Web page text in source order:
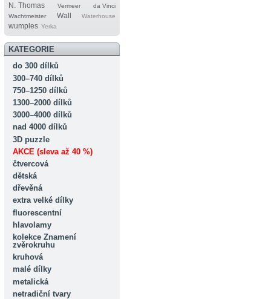
N. Thomas
Vermeer
da Vinci
Wachtmeister
Wall Waterhouse
wumples Yerka
KATEGORIE
do 300 dílků
300–740 dílků
750–1250 dílků
1300–2000 dílků
3000–4000 dílků
nad 4000 dílků
3D puzzle
AKCE (sleva až 40 %)
čtvercová
dětská
dřevěná
extra velké dílky
fluorescentní
hlavolamy
kolekce Znamení
zvěrokruhu
kruhová
malé dílky
metalická
netradiční tvary